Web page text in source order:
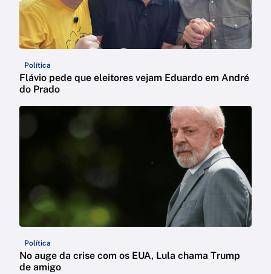
Política
Flávio pede que eleitores vejam Eduardo em André
do Prado
Política
No auge da crise com os EUA, Lula chama Trump
de amigo